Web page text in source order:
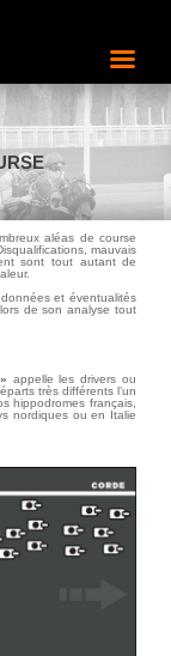
aléas de course
mauvais
sont tout autant de
et éventualités
de son analyse tout
appelle les drivers ou
très différents l’un
hippodromes français,
nordiques ou en Italie